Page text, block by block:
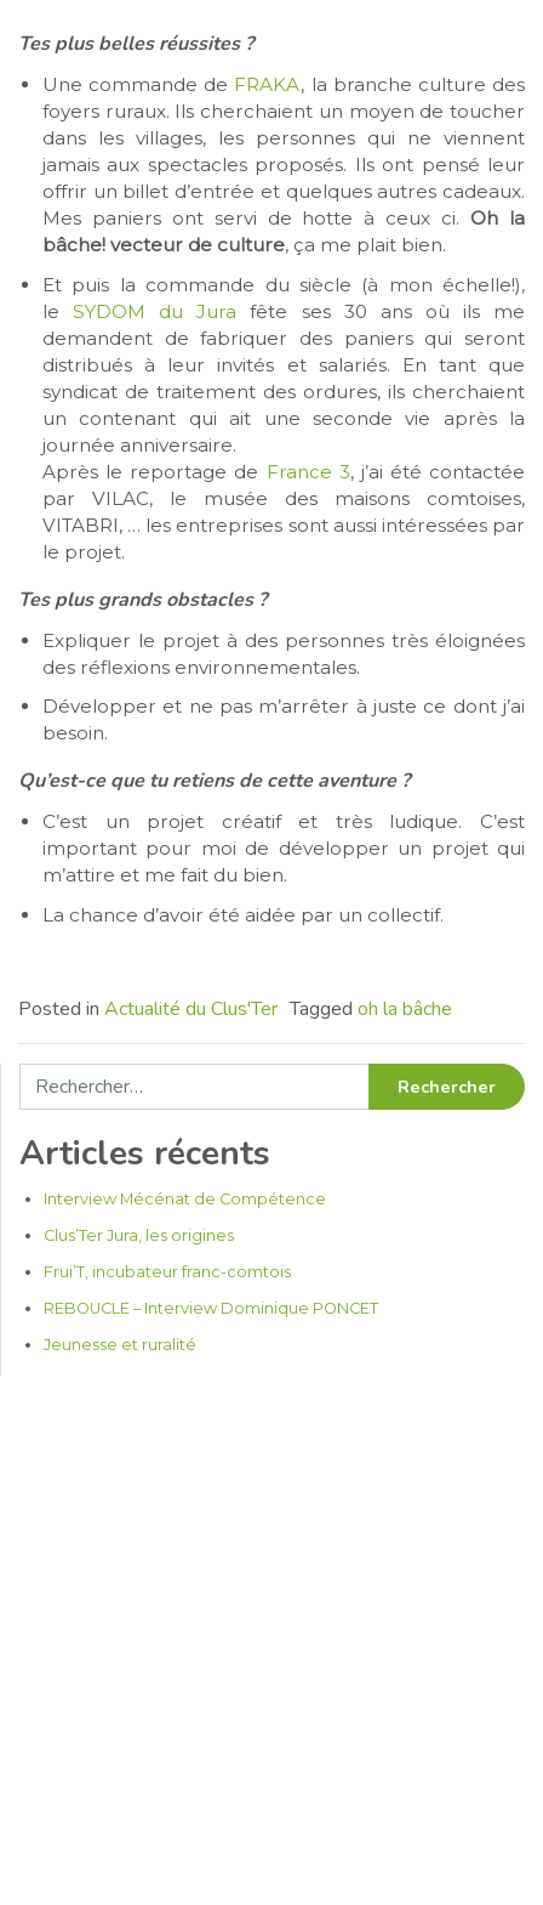
Tes plus belles réussites ?
Une commande de FRAKA, la branche culture des
foyers ruraux. Ils cherchaient un moyen de toucher
dans les villages, les personnes qui ne viennent
jamais aux spectacles proposés. Ils ont pensé leur
offrir un billet d’entrée et quelques autres cadeaux.
Mes paniers ont servi de hotte à ceux ci. Oh la
bâche! vecteur de culture, ça me plait bien.
Et puis la commande du siècle (à mon échelle!),
leSYDOM du Jura fête ses 30 ans où ils me
demandent de fabriquer des paniers qui seront
distribués à leur invités et salariés. En tant que
syndicat de traitement des ordures, ils cherchaient
un contenant qui ait une seconde vie après la
journée anniversaire.
Après le reportage de France 3, j’ai été contactée
par VILAC, le musée des maisons comtoises,
VITABRI, … les entreprises sont aussi intéressées par
le projet.
Tes plus grands obstacles ?
Expliquer le projet à des personnes très éloignées
des réflexions environnementales.
Développer et ne pas m’arrêter à juste ce dont j’ai
besoin.
Qu’est-ce que tu retiens de cette aventure ?
C’est un projet créatif et très ludique. C’est
important pour moi de développer un projet qui
m’attire et me fait du bien.
La chance d’avoir été aidée par un collectif.
Posted in Actualité du Clus'Ter Tagged oh la bâche
Rechercher :
Articles récents
Interview Mécénat de Compétence
Clus’Ter Jura, les origines
Frui’T, incubateur franc-comtois
REBOUCLE – Interview Dominique PONCET
Jeunesse et ruralité